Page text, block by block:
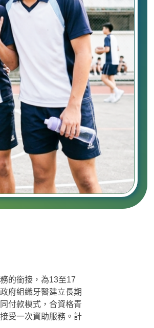
的銜接，為13至17
府組織牙醫建立長期
付款模式，合資格青
受一次資助服務。計